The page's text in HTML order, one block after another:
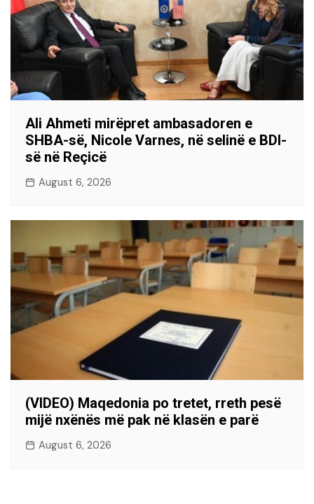
Ali Ahmeti mirëpret ambasadoren e
SHBA-së, Nicole Varnes, në selinë e BDI-
së në Reçicë
August 6, 2026
(VIDEO) Maqedonia po tretet, rreth pesë
mijë nxënës më pak në klasën e parë
August 6, 2026